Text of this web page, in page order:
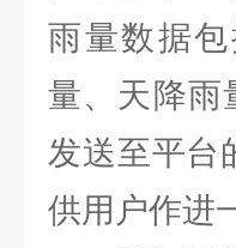
雨量数据
量、天降雨
发送至平台
供用户作进